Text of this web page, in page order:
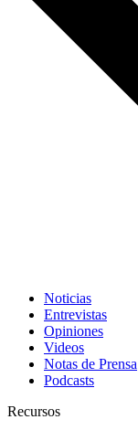
Noticias
Entrevistas
Opiniones
Videos
Notas de Prensa
Podcasts
Recursos